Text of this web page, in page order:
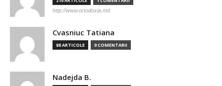
http://www.ortodoxia.md
Cvasniuc Tatiana
88 ARTICOLE 0 COMENTARII
Nadejda B.